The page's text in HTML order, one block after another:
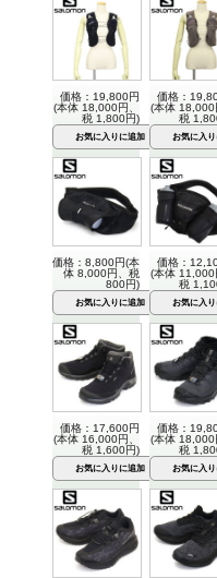
価格：19,800円
(本体 18,000円、
税 1,800円)
価格：
(本体 18,000
税
価格：8,800円(本
体 8,000円、税
800円)
価格：
(本体 11,000
税
価格：17,600円
(本体 16,000円、
税 1,600円)
価格：
(本体 18,000
税